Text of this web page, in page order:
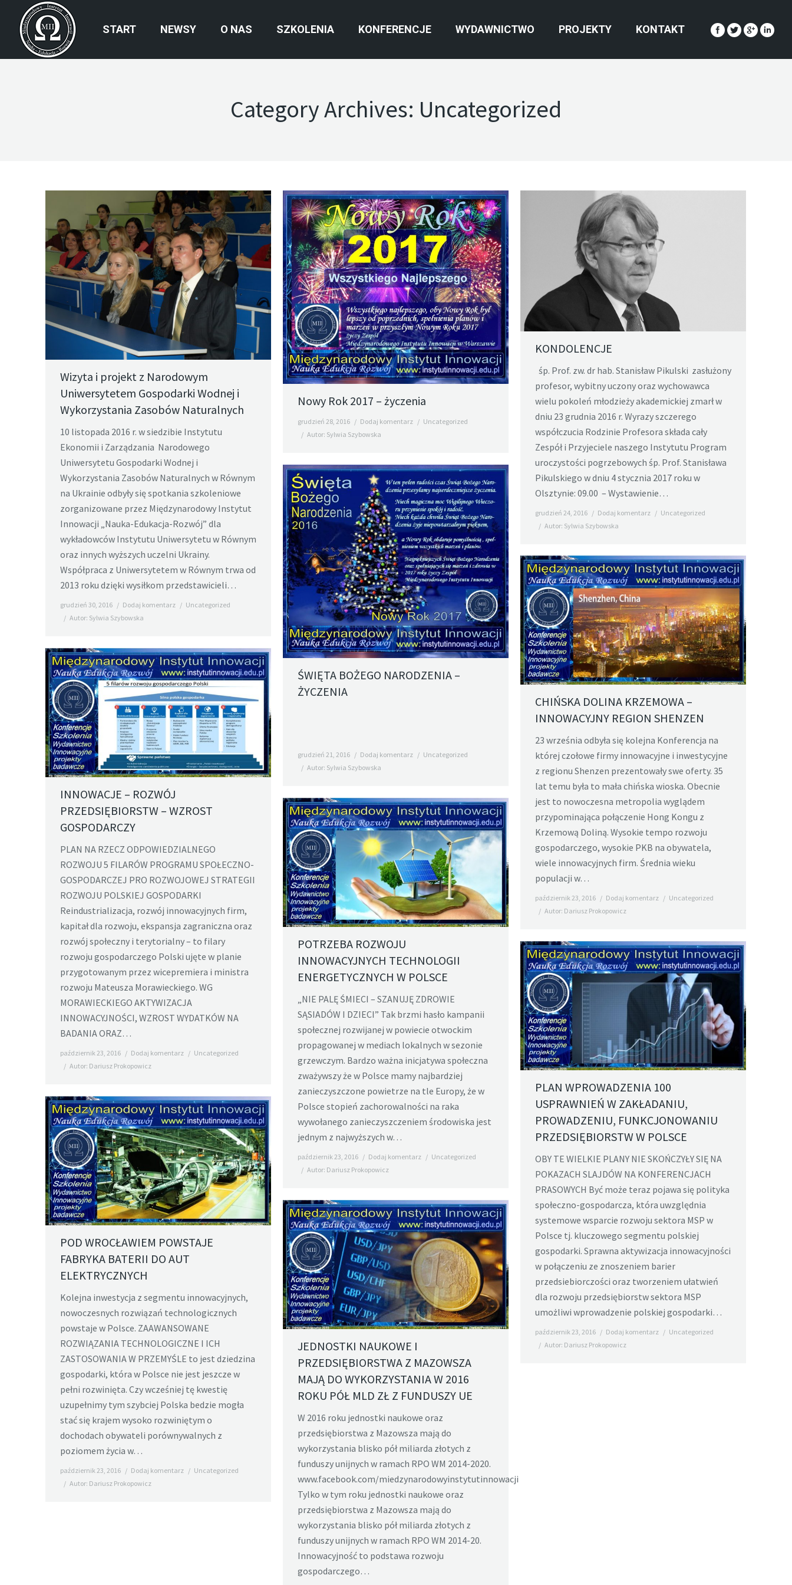
START NEWSY O NAS SZKOLENIA KONFERENCJE WYDAWNICTWO PROJEKTY KONTAKT
Category Archives: Uncategorized
Wizyta i projekt z Narodowym
Uniwersytetem Gospodarki Wodnej i
Wykorzystania Zasobów Naturalnych
10 listopada 2016 r. w siedzibie Instytutu
Ekonomii i Zarządzania Narodowego
Uniwersytetu Gospodarki Wodnej i
Wykorzystania Zasobów Naturalnych w Równym
na Ukrainie odbyły się spotkania szkoleniowe
zorganizowane przez Międzynarodowy Instytut
Innowacji „Nauka-Edukacja-Rozwój” dla
wykładowców Instytutu Uniwersytetu w Równym
oraz innych wyższych uczelni Ukrainy.
Współpraca z Uniwersytetem w Równym trwa od
2013 roku dzięki wysiłkom przedstawicieli…
grudzień 30, 2016 Dodaj komentarz
Uncategorized
Autor: Sylwia Szybowska
Nowy Rok 2017 – życzenia
grudzień 28, 2016 Dodaj komentarz
Uncategorized
Autor: Sylwia Szybowska
KONDOLENCJE
śp. Prof. zw. dr hab. Stanisław Pikulski zasłużony
profesor, wybitny uczony oraz wychowawca
wielu pokoleń młodzieży akademickiej zmarł w
dniu 23 grudnia 2016 r. Wyrazy szczerego
współczucia Rodzinie Profesora składa cały
Zespół i Przyjeciele naszego Instytutu Program
uroczystości pogrzebowych śp. Prof. Stanisława
Pikulskiego w dniu 4 stycznia 2017 roku w
Olsztynie: 09.00 – Wystawienie…
grudzień 24, 2016 Dodaj komentarz
Uncategorized
Autor: Sylwia Szybowska
ŚWIĘTA BOŻEGO NARODZENIA –
ŻYCZENIA
grudzień 21, 2016 Dodaj komentarz
Uncategorized
Autor: Sylwia Szybowska
CHIŃSKA DOLINA KRZEMOWA –
INNOWACYJNY REGION SHENZEN
23 września odbyła się kolejna Konferencja na
której czołowe firmy innowacyjne i inwestycyjne
z regionu Shenzen prezentowały swe oferty. 35
lat temu była to mała chińska wioska. Obecnie
jest to nowoczesna metropolia wyglądem
przypominająca połączenie Hong Kongu z
Krzemową Doliną. Wysokie tempo rozwoju
gospodarczego, wysokie PKB na obywatela,
wiele innowacyjnych firm. Średnia wieku
populacji w…
październik 23, 2016 Dodaj komentarz
Uncategorized
Autor: Dariusz Prokopowicz
INNOWACJE – ROZWÓJ
PRZEDSIĘBIORSTW – WZROST
GOSPODARCZY
PLAN NA RZECZ ODPOWIEDZIALNEGO
ROZWOJU 5 FILARÓW PROGRAMU SPOŁECZNO-
GOSPODARCZEJ PRO ROZWOJOWEJ STRATEGII
ROZWOJU POLSKIEJ GOSPODARKI
Reindustrializacja, rozwój innowacyjnych firm,
kapitał dla rozwoju, ekspansja zagraniczna oraz
rozwój społeczny i terytorialny – to filary
rozwoju gospodarczego Polski ujęte w planie
przygotowanym przez wicepremiera i ministra
rozwoju Mateusza Morawieckiego. WG
MORAWIECKIEGO AKTYWIZACJA
INNOWACYJNOŚCI, WZROST WYDATKÓW NA
BADANIA ORAZ…
październik 23, 2016 Dodaj komentarz
Uncategorized
Autor: Dariusz Prokopowicz
POTRZEBA ROZWOJU
INNOWACYJNYCH TECHNOLOGII
ENERGETYCZNYCH W POLSCE
„NIE PALĘ ŚMIECI – SZANUJĘ ZDROWIE
SĄSIADÓW I DZIECI” Tak brzmi hasło kampanii
społecznej rozwijanej w powiecie otwockim
propagowanej w mediach lokalnych w sezonie
grzewczym. Bardzo ważna inicjatywa społeczna
zważywszy że w Polsce mamy najbardziej
zanieczyszczone powietrze na tle Europy, że w
Polsce stopień zachorowalności na raka
wywołanego zanieczyszczeniem środowiska jest
jednym z najwyższych w…
październik 23, 2016 Dodaj komentarz
Uncategorized
Autor: Dariusz Prokopowicz
PLAN WPROWADZENIA 100
USPRAWNIEŃ W ZAKŁADANIU,
PROWADZENIU, FUNKCJONOWANIU
PRZEDSIĘBIORSTW W POLSCE
OBY TE WIELKIE PLANY NIE SKOŃCZYŁY SIĘ NA
POKAZACH SLAJDÓW NA KONFERENCJACH
PRASOWYCH Być może teraz pojawa się polityka
społeczno-gospodarcza, która uwzględnia
systemowe wsparcie rozwoju sektora MSP w
Polsce tj. kluczowego segmentu polskiej
gospodarki. Sprawna aktywizacja innowacyjności
w połączeniu ze znoszeniem barier
przedsiebiorczości oraz tworzeniem ułatwień
dla rozwoju przedsiębiorstw sektora MSP
umożliwi wprowadzenie polskiej gospodarki…
październik 23, 2016 Dodaj komentarz
Uncategorized
Autor: Dariusz Prokopowicz
POD WROCŁAWIEM POWSTAJE
FABRYKA BATERII DO AUT
ELEKTRYCZNYCH
Kolejna inwestycja z segmentu innowacyjnych,
nowoczesnych rozwiązań technologicznych
powstaje w Polsce. ZAAWANSOWANE
ROZWIĄZANIA TECHNOLOGICZNE I ICH
ZASTOSOWANIA W PRZEMYŚLE to jest dziedzina
gospodarki, która w Polsce nie jest jeszcze w
pełni rozwinięta. Czy wcześniej tę kwestię
uzupełnimy tym szybciej Polska bedzie mogła
stać się krajem wysoko rozwiniętym o
dochodach obywateli porównywalnych z
poziomem życia w…
październik 23, 2016 Dodaj komentarz
Uncategorized
Autor: Dariusz Prokopowicz
JEDNOSTKI NAUKOWE I
PRZEDSIĘBIORSTWA Z MAZOWSZA
MAJĄ DO WYKORZYSTANIA W 2016
ROKU PÓŁ MLD ZŁ Z FUNDUSZY UE
W 2016 roku jednostki naukowe oraz
przedsiębiorstwa z Mazowsza mają do
wykorzystania blisko pół miliarda złotych z
funduszy unijnych w ramach RPO WM 2014-2020.
www.facebook.com/miedzynarodowyinstytutinnowacji
Tylko w tym roku jednostki naukowe oraz
przedsiębiorstwa z Mazowsza mają do
wykorzystania blisko pół miliarda złotych z
funduszy unijnych w ramach RPO WM 2014-20.
Innowacyjność to podstawa rozwoju
gospodarczego…